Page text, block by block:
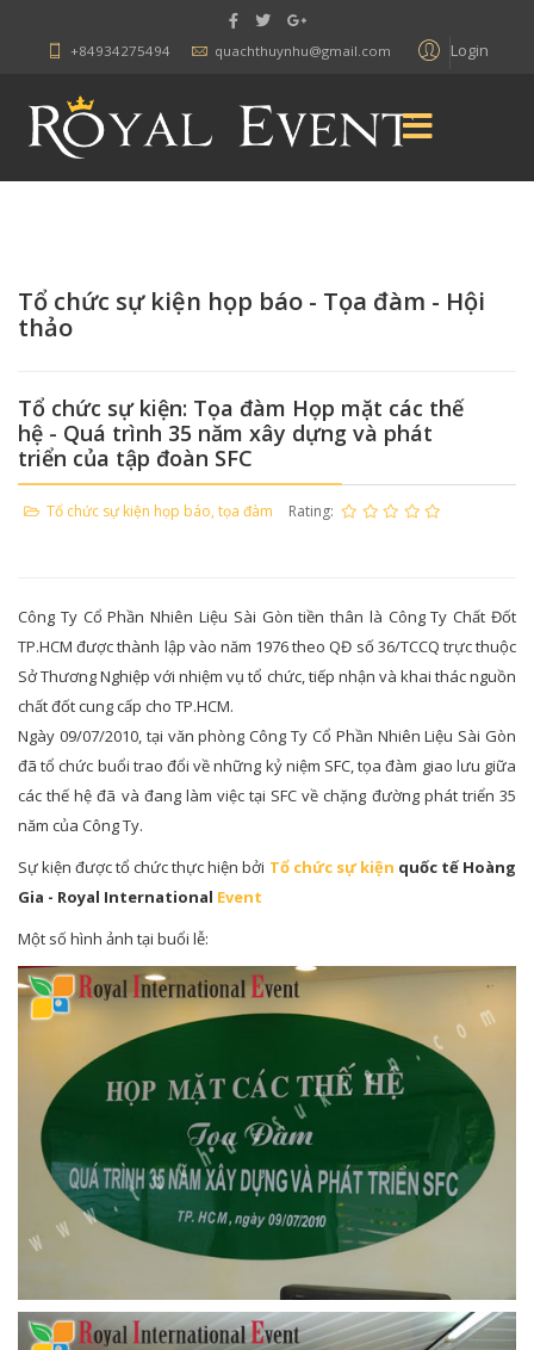
Login
+84934275494 quachthuynhu@gmail.com
Tổ chức sự kiện họp báo - Tọa đàm - Hội
thảo
Tổ chức sự kiện: Tọa đàm Họp mặt các thế
hệ - Quá trình 35 năm xây dựng và phát
triển của tập đoàn SFC
Tổ chức sự kiện họp báo, tọa đàm Rating:
Công Ty Cổ Phần Nhiên Liệu Sài Gòn tiền thân là Công Ty Chất Đốt
TP.HCM được thành lập vào năm 1976 theo QĐ số 36/TCCQ trực thuộc
Sở Thương Nghiệp với nhiệm vụ tổ chức, tiếp nhận và khai thác nguồn
chất đốt cung cấp cho TP.HCM.
Ngày 09/07/2010, tại văn phòng Công Ty Cổ Phần Nhiên Liệu Sài Gòn
đã tổ chức buổi trao đổi về những kỷ niệm SFC, tọa đàm giao lưu giữa
các thế hệ đã và đang làm việc tại SFC về chặng đường phát triển 35
năm của Công Ty.
Sự kiện được tổ chức thực hiện bởi Tổ chức sự kiện quốc tế Hoàng
Gia - Royal International Event
Một số hình ảnh tại buổi lễ: